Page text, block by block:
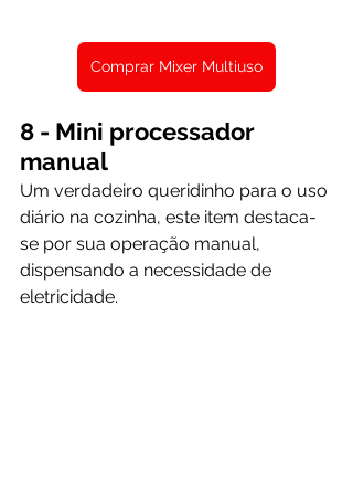
Comprar Mixer Multiuso
8 - Mini processador
manual
Um verdadeiro queridinho para o uso
diário na cozinha, este item destaca-
se por sua operação manual,
dispensando a necessidade de
eletricidade.